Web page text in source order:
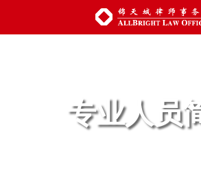
专业人员